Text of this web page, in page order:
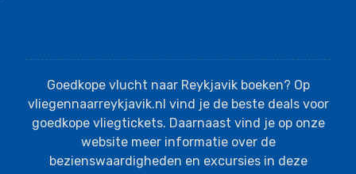
Goedkope vlucht naar Reykjavik boeken? Op
vliegennaarreykjavik.nl vind je de beste deals voor
goedkope vliegtickets. Daarnaast vind je op onze
website meer informatie over de
bezienswaardigheden en excursies in deze